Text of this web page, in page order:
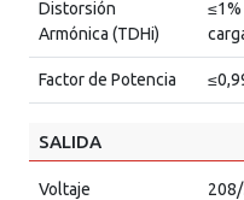
Distorsión
Armónica (TDHi)
Factor de Potencia
SALIDA
Voltaje